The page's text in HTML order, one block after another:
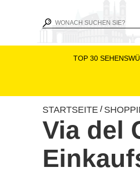
TOP 30
STARTSEITE /
Via del